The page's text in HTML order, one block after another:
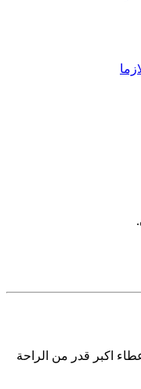
اكبر قدر من الراحة